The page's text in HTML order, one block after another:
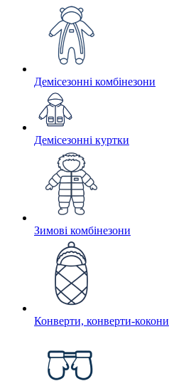
Демісезонні комбінезони
Демісезонні куртки
Зимові комбінезони
Конверти, конверти-кокони